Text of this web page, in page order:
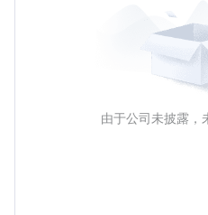
由于公司未披露，